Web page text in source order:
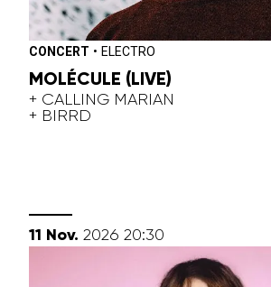
CONCERT • ELECTRO
MOLÉCULE (LIVE)
+ CALLING MARIAN
+ BIRRD
11 novembre
Nov. 2026 20:30